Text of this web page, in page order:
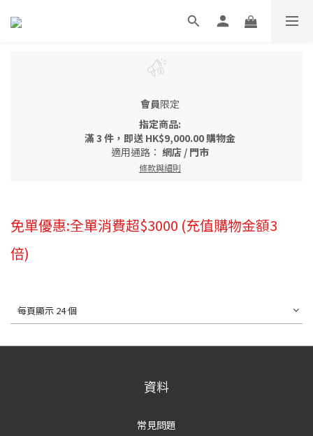
會員限定
指定商品:
滿3 件 ，即送 HK$9,000.00 購物金
適用通路： 網店 / 門市
條款與細則
免單優惠:全單消費超$3000 (充值購物金額3
倍)
每頁顯示 24 個
資料
常見問題